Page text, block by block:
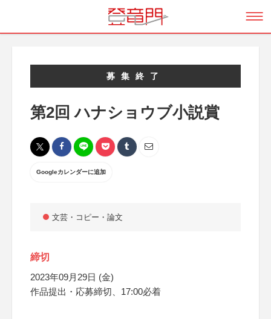
募集終了
第2回 ハナショウブ小説賞
Googleカレンダーに追加
文芸・コピー・論文
締切
2023年09月29日 (金)
作品提出・応募締切、17:00必着